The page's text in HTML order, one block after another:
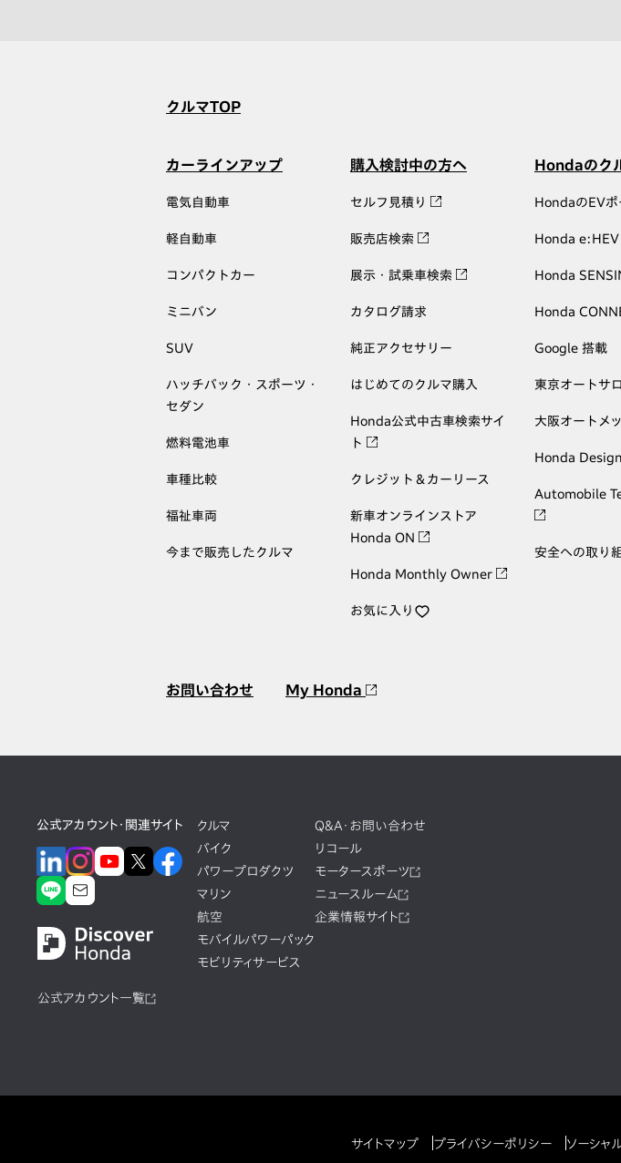
クルマTOP
カーラインアップ
電気自動車
軽自動車
コンパクトカー
ミニバン
SUV
ハッチバック・スポーツ・
セダン
燃料電池車
車種比較
福祉車両
今まで販売したクルマ
購入検討中の方へ
セルフ見積り
販売店検索
展示・試乗車検索
カタログ請求
純正アクセサリー
はじめてのクルマ購入
Honda公式中古車検索サイ
ト
クレジット＆カーリース
新車オンラインストア
Honda ON
Honda Monthly Owner
お気に入り
Hondaのク
HondaのEVポ
Honda e:HEV
Honda
Honda
Google 搭載
東京オートサ
大阪オートメ
Honda Design
Automobile
安全への取り
お問い合わせ My Honda
公式アカウント・関連サイト
公式アカウント一覧
クルマ
バイク
パワープロダクツ
マリン
航空
モバイルパワーパック
モビリティサービス
Q&A・お問い合わせ
リコール
モータースポーツ
ニュースルーム
企業情報サイト
サイトマップ プライバシーポリシー ソーシャ